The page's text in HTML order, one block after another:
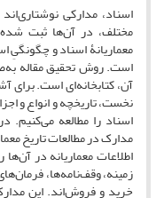
اسناد، مدارکی
مختلف، در آن‌ها ثبت
معماریانۀ اسناد و چگونگیِ
است. روش تحقیق مقاله
آن، کتابخانه‌ای است. برای
نخست، تاریخچه و انواع و
اسناد را مطالعه می‌کنیم.
مدارک در مطالعات تاریخ
اطلاعات معماریانه در
زمینه، وقف‌نامه‌ها،
خرید و فروش‌اند. این